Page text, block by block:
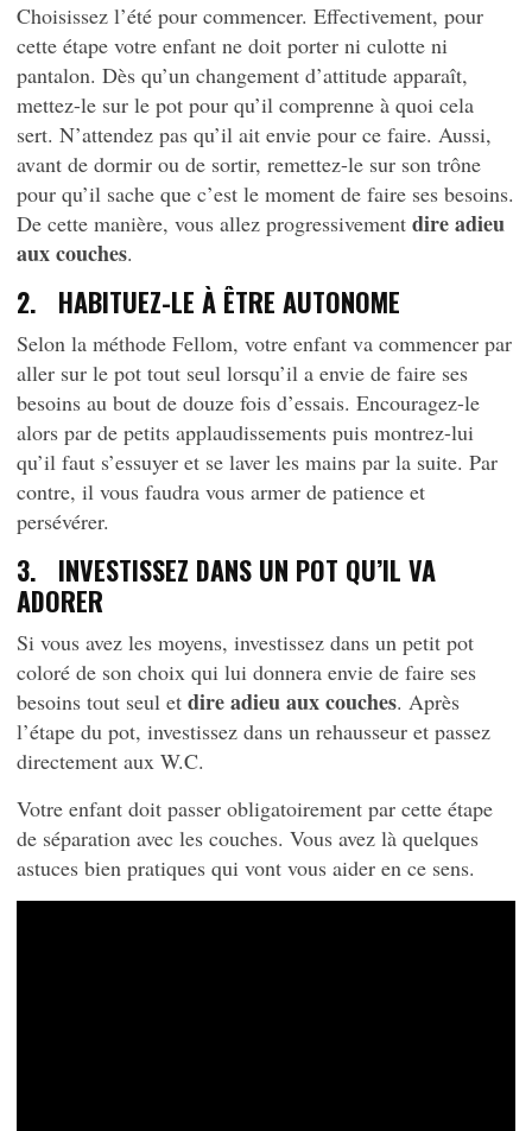
Choisissez l’été pour commencer. Effectivement, pour
cette étape votre enfant ne doit porter ni culotte ni
pantalon. Dès qu’un changement d’attitude apparaît,
mettez-le sur le pot pour qu’il comprenne à quoi cela
sert. N’attendez pas qu’il ait envie pour ce faire. Aussi,
avant de dormir ou de sortir, remettez-le sur son trône
pour qu’il sache que c’est le moment de faire ses besoins.
De cette manière, vous allez progressivement dire adieu
aux couches.
2. HABITUEZ-LE À ÊTRE AUTONOME
Selon la méthode Fellom, votre enfant va commencer par
aller sur le pot tout seul lorsqu’il a envie de faire ses
besoins au bout de douze fois d’essais. Encouragez-le
alors par de petits applaudissements puis montrez-lui
qu’il faut s’essuyer et se laver les mains par la suite. Par
contre, il vous faudra vous armer de patience et
persévérer.
3. INVESTISSEZ DANS UN POT QU’IL VA
ADORER
Si vous avez les moyens, investissez dans un petit pot
coloré de son choix qui lui donnera envie de faire ses
besoins tout seul et dire adieu aux couches. Après
l’étape du pot, investissez dans un rehausseur et passez
directement aux W.C.
Votre enfant doit passer obligatoirement par cette étape
de séparation avec les couches. Vous avez là quelques
astuces bien pratiques qui vont vous aider en ce sens.